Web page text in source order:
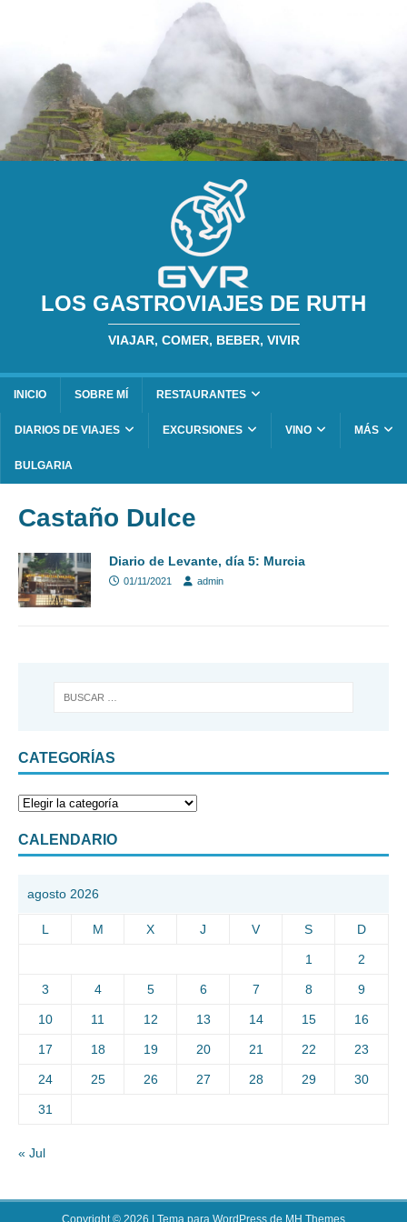
LOS GASTROVIAJES DE RUTH
VIAJAR, COMER, BEBER, VIVIR
INICIO SOBRE MÍ RESTAURANTES
DIARIOS DE VIAJES EXCURSIONES VINO MÁS
BULGARIA
Castaño Dulce
Diario de Levante, día 5: Murcia
01/11/2021 admin
CATEGORÍAS
CALENDARIO
agosto 2026
L M X J V S D
1 2
3 4 5 6 7 8 9
10 11 12 13 14 15 16
17 18 19 20 21 22 23
24 25 26 27 28 29 30
31
« Jul
Copyright © 2026 | Tema para WordPress de MH Themes